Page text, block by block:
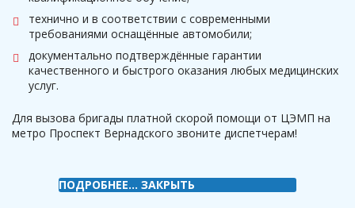
ПОДРОБНЕЕ... ЗАКРЫТЬ
технично и в соответствии с современными
требованиями оснащённые автомобили;
документально подтверждённые гарантии
качественного и быстрого оказания любых медицинских
услуг.
Для вызова бригады платной скорой помощи от ЦЭМП на
метро Проспект Вернадского звоните диспетчерам!